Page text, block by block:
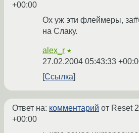
+00:00
Ох уж эти флеймеры,
на Слаку.
alex_r ★
27.02.2004 05:43:33
Ссылка
Ответ на: комментарий от Reset
+00:00